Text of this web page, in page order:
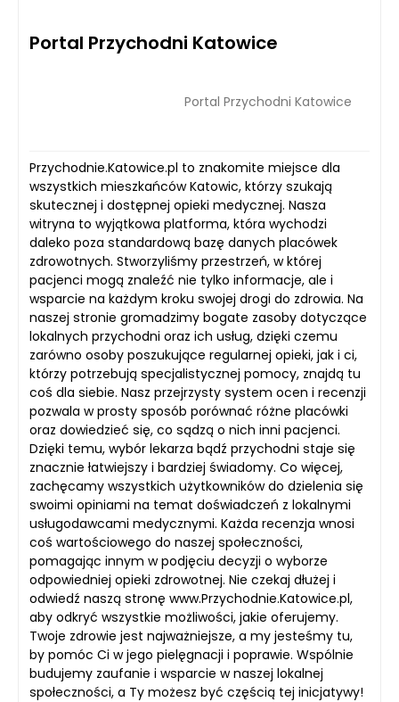
Portal Przychodni Katowice
Portal Przychodni Katowice
Przychodnie.Katowice.pl to znakomite miejsce dla
wszystkich mieszkańców Katowic, którzy szukają
skutecznej i dostępnej opieki medycznej. Nasza
witryna to wyjątkowa platforma, która wychodzi
daleko poza standardową bazę danych placówek
zdrowotnych. Stworzyliśmy przestrzeń, w której
pacjenci mogą znaleźć nie tylko informacje, ale i
wsparcie na każdym kroku swojej drogi do zdrowia. Na
naszej stronie gromadzimy bogate zasoby dotyczące
lokalnych przychodni oraz ich usług, dzięki czemu
zarówno osoby poszukujące regularnej opieki, jak i ci,
którzy potrzebują specjalistycznej pomocy, znajdą tu
coś dla siebie. Nasz przejrzysty system ocen i recenzji
pozwala w prosty sposób porównać różne placówki
oraz dowiedzieć się, co sądzą o nich inni pacjenci.
Dzięki temu, wybór lekarza bądź przychodni staje się
znacznie łatwiejszy i bardziej świadomy. Co więcej,
zachęcamy wszystkich użytkowników do dzielenia się
swoimi opiniami na temat doświadczeń z lokalnymi
usługodawcami medycznymi. Każda recenzja wnosi
coś wartościowego do naszej społeczności,
pomagając innym w podjęciu decyzji o wyborze
odpowiedniej opieki zdrowotnej. Nie czekaj dłużej i
odwiedź naszą stronę www.Przychodnie.Katowice.pl,
aby odkryć wszystkie możliwości, jakie oferujemy.
Twoje zdrowie jest najważniejsze, a my jesteśmy tu,
by pomóc Ci w jego pielęgnacji i poprawie. Wspólnie
budujemy zaufanie i wsparcie w naszej lokalnej
społeczności, a Ty możesz być częścią tej inicjatywy!